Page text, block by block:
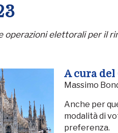
operazioni elettorali per il
A cura
Massimo
Anche per
modalità di
preferenza.